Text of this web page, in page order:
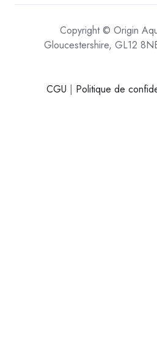
Copyright © Origin
Gloucestershire, GL12
CGU | Politique de